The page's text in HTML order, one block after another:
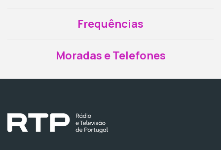
Frequências
Moradas e Telefones